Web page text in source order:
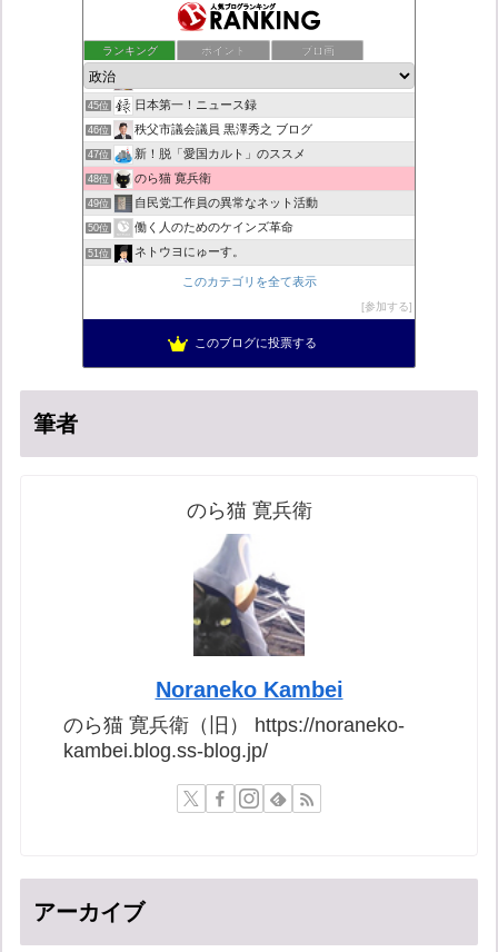
ランキング ポイント ブロ画
デモや街宣のお供に！プラカード無料素材
ついっちゃが速報
43位 道（万物の源）に返る動き〜一輪の九つ花「老子の道と徳」が咲く
44位
45位 日本第一！ニュース録
46位 秩父市議会議員 黒澤秀之 ブログ
47位 新！脱「愛国カルト」のススメ
48位 のら猫 寛兵衛
49位 自民党工作員の異常なネット活動
50位 働く人のためのケインズ革命
51位 ネトウヨにゅーす。
小野公使のブログ
菜穂は猫が好き
このカテゴリを全て表示
参加する
このブログに投票する
筆者
のら猫 寛兵衛
Noraneko Kambei
のら猫 寛兵衛（旧） https://noraneko-
kambei.blog.ss-blog.jp/
アーカイブ